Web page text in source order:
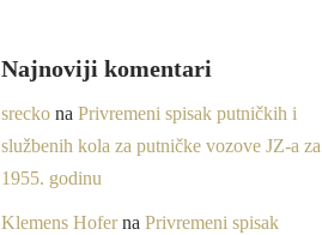
Najnoviji komentari
srecko na Privremeni spisak putničkih i
službenih kola za putničke vozove JZ-a za
1955. godinu
Klemens Hoferna Privremeni spisak